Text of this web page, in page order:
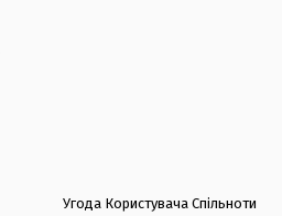
Угода Користувача Спільноти